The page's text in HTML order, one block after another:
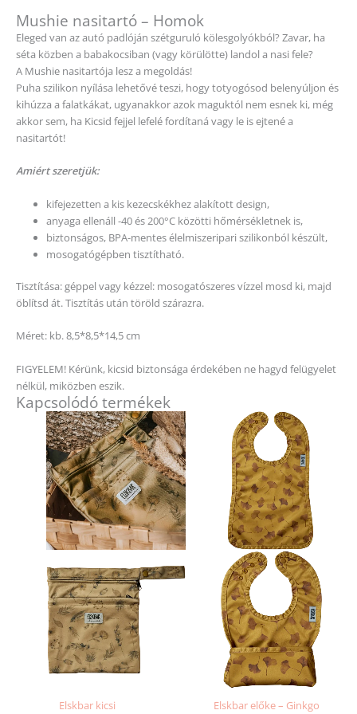
Mushie nasitartó – Homok
Eleged van az autó padlóján szétguruló kölesgolyókból? Zavar, ha
séta közben a babakocsiban (vagy körülötte) landol a nasi fele?
A Mushie nasitartója lesz a megoldás!
Puha szilikon nyílása lehetővé teszi, hogy totyogósod belenyúljon és
kihúzza a falatkákat, ugyanakkor azok maguktól nem esnek ki, még
akkor sem, ha Kicsid fejjel lefelé fordítaná vagy le is ejtené a
nasitartót!
Amiért szeretjük:
kifejezetten a kis kezecskékhez alakított design,
anyaga ellenáll -40 és 200°C közötti hőmérsékletnek is,
biztonságos, BPA-mentes élelmiszeripari szilikonból készült,
mosogatógépben tisztítható.
Tisztítása: géppel vagy kézzel: mosogatószeres vízzel mosd ki, majd
öblítsd át. Tisztítás után töröld szárazra.
Méret: kb. 8,5*8,5*14,5 cm
FIGYELEM! Kérünk, kicsid biztonsága érdekében ne hagyd felügyelet
nélkül, miközben eszik.
Kapcsolódó termékek
Elskbar kicsi
Elskbar előke – Ginkgo